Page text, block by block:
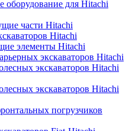
оборудование для Hitachi
части Hitachi
Hitachi
элементы Hitachi
экскаваторов Hitachi
экскаваторов Hitachi
экскаваторов Hitachi
погрузчиков